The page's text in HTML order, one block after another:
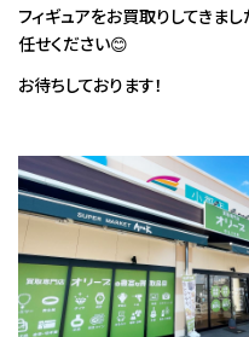
フィギュアをお買取りしてきま
任せください😊
お待ちしております！